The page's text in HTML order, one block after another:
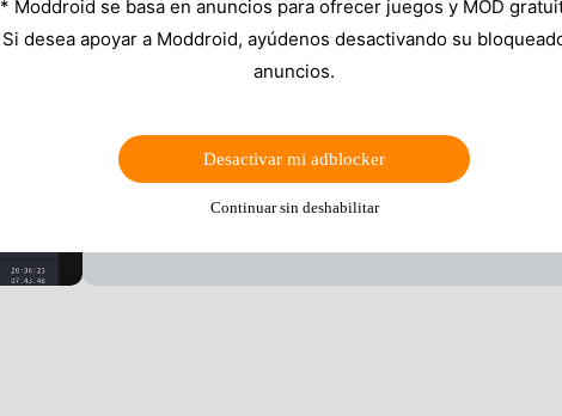
* Moddroid se basa en anuncios para ofrecer juegos y MOD
desea apoyar a Moddroid, ayúdenos desactivando su
anuncios.
Desactivar mi adblocker
Continuar sin deshabilitar